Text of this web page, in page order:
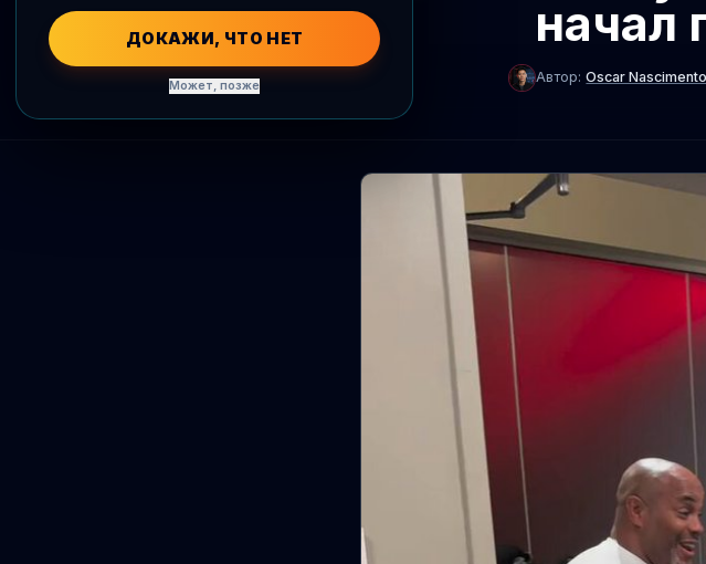
начал
Автор: Oscar Nascimento
ДОКАЖИ, ЧТО НЕТ
Может, позже